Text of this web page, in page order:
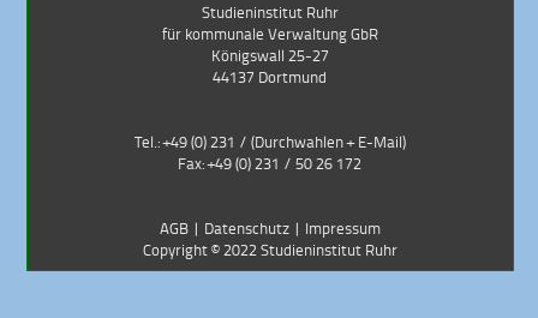
Studieninstitut Ruhr
für kommunale Verwaltung GbR
Königswall 25-27
44137 Dortmund
Tel.: +49 (0) 231 / (Durchwahlen + E-Mail)
Fax: +49 (0) 231 / 50 26 172
AGB| Datenschutz| Impressum
Copyright ©2022Studieninstitut Ruhr